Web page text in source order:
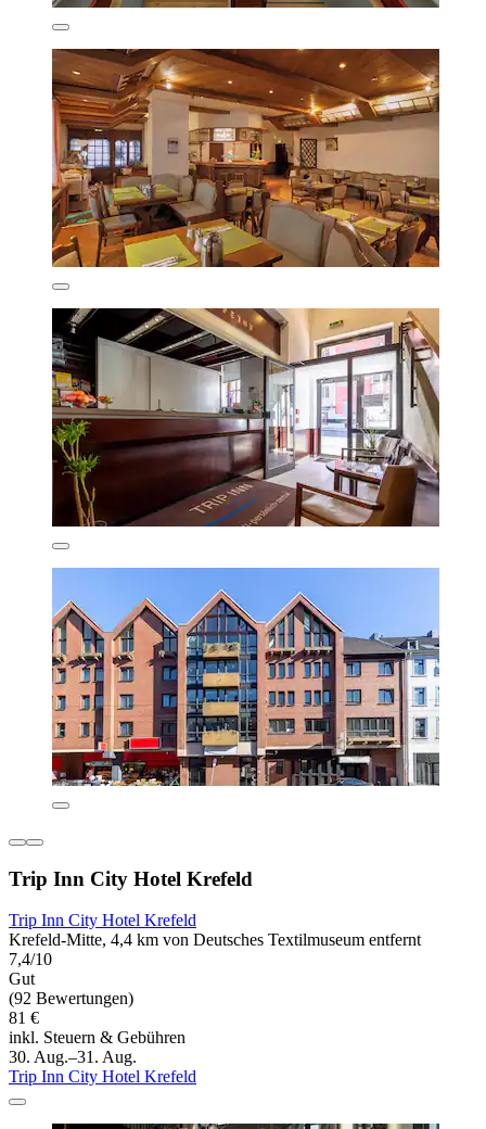
Trip Inn City Hotel Krefeld
Trip Inn City Hotel Krefeld
Krefeld-Mitte, 4,4 km von Deutsches Textilmuseum entfernt
7,4/10
Gut
(92 Bewertungen)
81 €
inkl. Steuern & Gebühren
30. Aug.–31. Aug.
Trip Inn City Hotel Krefeld